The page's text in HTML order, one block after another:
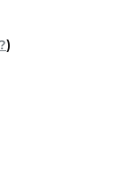
)